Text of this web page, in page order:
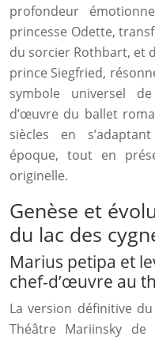
profondeur
princesse Odette,
du sorcier Rothbart, et
prince Siegfried,
symbole universel
d’œuvre du ballet
siècles en
époque, tout en
originelle.
Genèse et
du lac des
Marius petipa et
chef-d’œuvre au
La version définitive
Théâtre Mariinsky